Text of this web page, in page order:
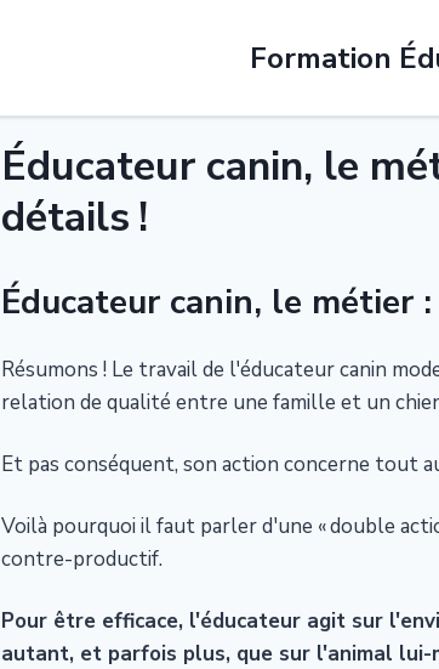
Formation
Éducateur canin, le
détails !
Éducateur canin, le métier
Résumons ! Le travail de l'éducateur canin
relation de qualité entre une famille et un
Et pas conséquent, son action concerne tout
Voilà pourquoi il faut parler d'une « double
contre-productif.
Pour être efficace, l'éducateur agit sur
autant, et parfois plus, que sur l'animal lui-